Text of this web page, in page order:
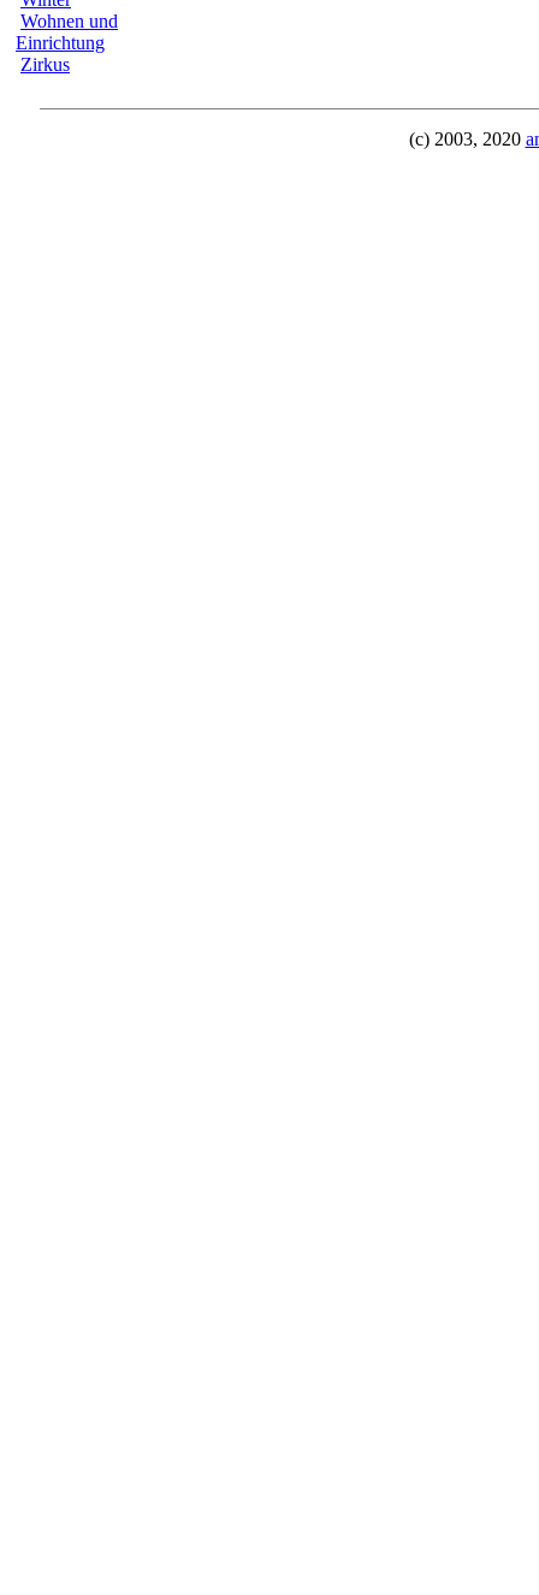
Wohnen und
Einrichtung
Zirkus
(c) 2003, 2020